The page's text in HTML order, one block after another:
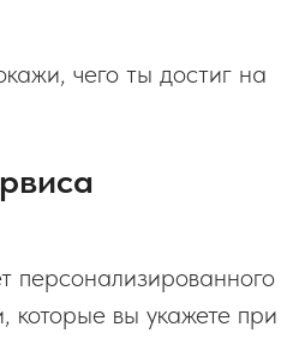
чего ты достиг на
которые вы укажете при